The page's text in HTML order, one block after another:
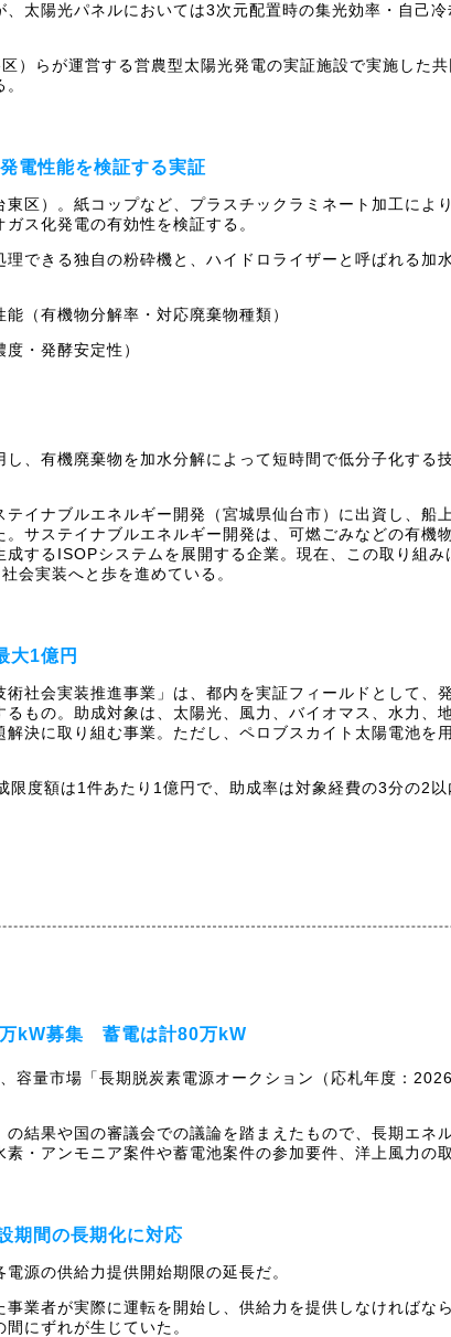
太陽光パネルにおいては3次元配置時の集光効率・自己
）らが運営する営農型太陽光発電の実証施設で実施した
電性能を検証する実証
区）。紙コップなど、プラスチックラミネート加工によ
ス化発電の有効性を検証する。
できる独自の粉砕機と、ハイドロライザーと呼ばれる加
（有機物分解率・対応廃棄物種類）
・発酵安定性）
、有機廃棄物を加水分解によって短時間で低分子化する
イナブルエネルギー開発（宮城県仙台市）に出資し、船
サステイナブルエネルギー開発は、可燃ごみなどの有機
するISOPシステムを展開する企業。現在、この取り組
会実装へと歩を進めている。
大1億円
社会実装推進事業」は、都内を実証フィールドとして、
もの。助成対象は、太陽光、風力、バイオマス、水力、
決に取り組む事業。ただし、ペロブスカイト太陽電池を
度額は1件あたり1億円で、助成率は対象経費の3分の2
kW募集 蓄電は計80万kW
容量市場「長期脱炭素電源オークション（応札年度：
結果や国の審議会での議論を踏まえたもので、長期エネ
・アンモニア案件や蓄電池案件の参加要件、洋上風力の
期間の長期化に対応
源の供給力提供開始期限の延長だ。
業者が実際に運転を開始し、供給力を提供しなければな
にずれが生じていた。